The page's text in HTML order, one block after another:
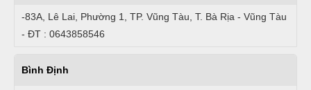
-83A, Lê Lai, Phường 1, TP. Vũng Tàu, T. Bà Rịa - Vũng Tàu
- ĐT : 0643858546
Bình Định